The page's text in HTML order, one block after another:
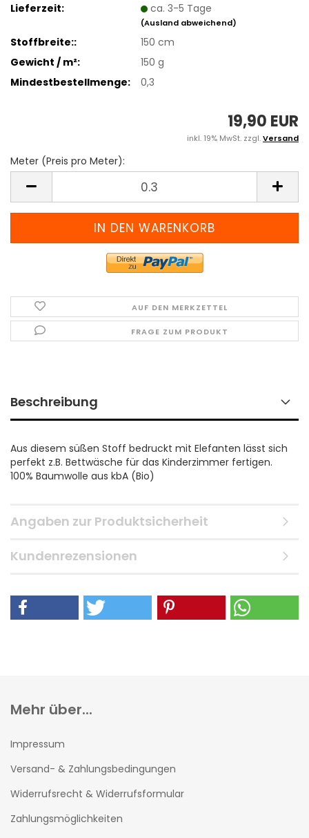
Lieferzeit:
ca. 3-5 Tage
(Ausland abweichend)
Stoffbreite::
150 cm
Gewicht / m²:
150 g
Mindestbestellmenge:
0,3
19,90 EUR
inkl. 19% MwSt. zzgl.Versand
Meter (Preis pro Meter):
(Preis
pro
AUF DEN MERKZETTEL
FRAGE ZUM PRODUKT
Beschreibung
Aus diesem süßen Stoff bedruckt mit Elefanten lässt sich
perfekt z.B. Bettwäsche für das Kinderzimmer fertigen.
100% Baumwolle aus kbA (Bio)
Angaben zur Produktsicherheit
Kundenrezensionen
Mehr über...
Impressum
Versand- & Zahlungsbedingungen
Widerrufsrecht & Widerrufsformular
Zahlungsmöglichkeiten